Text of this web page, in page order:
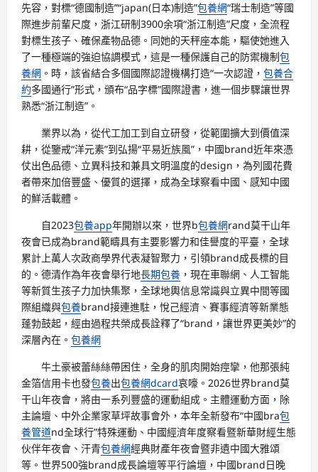
先容，對標“德國制造”“japan(日本)制造”包養網“瑞士制造”等國
際進步前輩尺度，浙江研制3900余項“浙江制造”尺度，全流程
對標生孩子、確保產物品德。同她的天秤座本能，驅使她進入
了一種極端的強迫協調模式，這是一種保護自己的防禦機制包
養網 。時，該省結合多個國際認證機構打造“一次認證， 包養合
約多國通行”形式，頒布“品字標”國際證書，進一個步驟讓世界
熟悉“浙江制造”。
業界以為，從代工加工到自立研發，從範圍擴大到價值深
耕，從鑒戒“洋元素”到弘揚“平易近族風”，中國brand近年來憑
仗出色品德、立異科技和兼具文明溫度的design，為列國花費
者帶來加倍豐盛、優質的選擇，成為全球察看中國、感知中國
的鮮活載體。
自2023包養app年開辦以來，世界b包養網rand莫干山年
夜會已成為brand範疇具有主要影響力和佳譽度的平臺，全球
累計上萬人次政商學界代表凝智聚力，引領brand成長標的目
的。德清作為年夜會舉行地長期包養 ，現在車聯網、人工智能
等新質生孩子力加快集聚，全球地輿信息常識與立異中間等國
際組織與包養brand接連進駐，悅己經濟、賽事經濟等新業態
蓬勃鼓起，經由過程共榮成長詮釋了“brand，讓世界更美妙”的
深層內在。 包養網
牛土豪被蕾絲絲帶困住，全身的肌肉開始痙攣，他那張純
金箔信用卡也發包養出包養網dcard哀嚎。2026世界brand莫
干山年夜會，將由一系列豐盛的運動組成。主體運動方面，除
主論壇、中外企業家草坪故事會外，本年全新發布“中國bra包
養管道nd全球行”特殊運動、中國經濟年度察看暨新華財經生態
伙伴年夜會、汗青包養網經典財產年夜會暨非遺中國大雅頌
等。世界500強brand成長論壇等平行論壇，中國brand日晚